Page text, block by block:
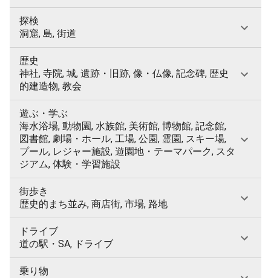
探検
洞窟, 島, 街道
歴史
神社, 寺院, 城, 遺跡・旧跡, 像・仏像, 記念碑, 歴史
的建造物, 教会
遊ぶ・学ぶ
海水浴場, 動物園, 水族館, 美術館, 博物館, 記念館,
図書館, 劇場・ホール, 工場, 公園, 霊園, スキー場,
プール, レジャー施設, 遊園地・テーマパーク, スタ
ジアム, 体験・学習施設
街歩き
歴史的まち並み, 商店街, 市場, 路地
ドライブ
道の駅・SA, ドライブ
乗り物